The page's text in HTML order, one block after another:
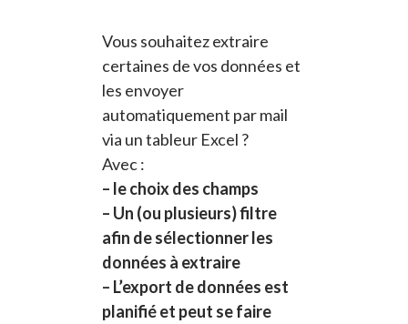
Vous souhaitez extraire
certaines de vos données et
les envoyer
automatiquement par mail
via un tableur Excel ?
Avec :
– le choix des champs
– Un (ou plusieurs) filtre
afin de sélectionner les
données à extraire
– L’export de données est
planifié et peut se faire